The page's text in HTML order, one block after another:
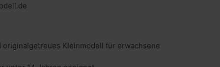
originalgetreues Kleinmodell für erwachsene